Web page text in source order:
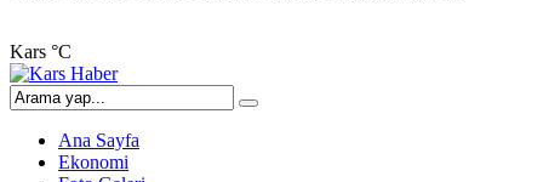
Kars °C
Ana Sayfa
Ekonomi